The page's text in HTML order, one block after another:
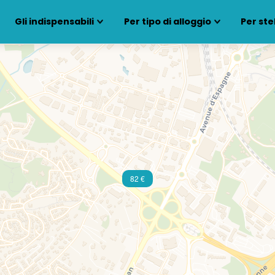
Gli indispensabili Per tipo di alloggio Per
82 €